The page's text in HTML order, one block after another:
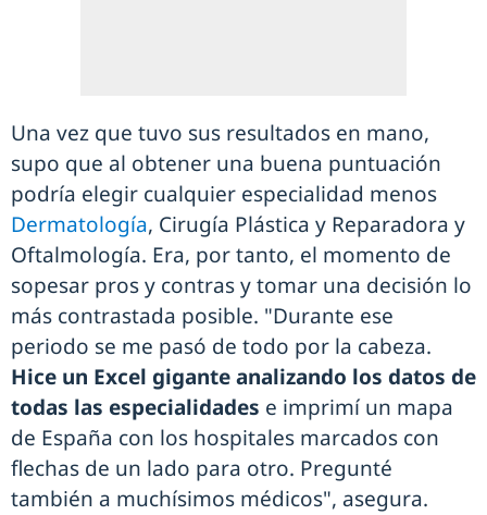
Una vez que tuvo sus resultados en mano,
supo que al obtener una buena puntuación
podría elegir cualquier especialidad menos
Dermatología, Cirugía Plástica y Reparadora y
Oftalmología. Era, por tanto, el momento de
sopesar pros y contras y tomar una decisión lo
más contrastada posible. "Durante ese
periodo se me pasó de todo por la cabeza.
Hice un Excel gigante analizando los datos de
todas las especialidades e imprimí un mapa
de España con los hospitales marcados con
flechas de un lado para otro. Pregunté
también a muchísimos médicos", asegura.